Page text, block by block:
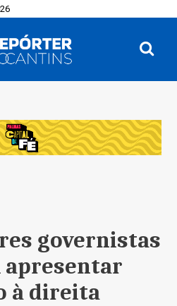
governistas
apresentar
à direita